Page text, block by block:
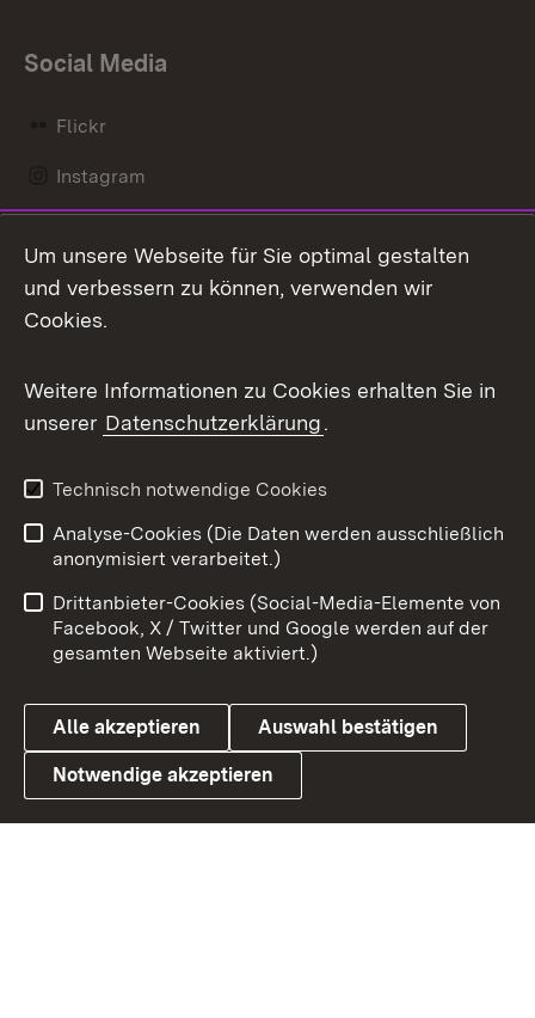
Social Media
Flickr
Instagram
Mastodon
Messenger
Social Wall
X / Twitter
Youtube
Link zum Landesportal
Benutzungshinweise
Barrierefreiheit
Datenschutz
Cookies
Um unsere Webseite für Sie optimal gestalten
und verbessern zu können, verwenden wir
Cookies.
Weitere Informationen zu Cookies erhalten Sie in
unserer Datenschutzerklärung.
Technisch notwendige Cookies
Analyse-Cookies (Die Daten werden ausschließlich
anonymisiert verarbeitet.)
Drittanbieter-Cookies (Social-Media-Elemente von
Facebook, X / Twitter und Google werden auf der
gesamten Webseite aktiviert.)
Alle akzeptieren Auswahl bestätigen
Notwendige akzeptieren